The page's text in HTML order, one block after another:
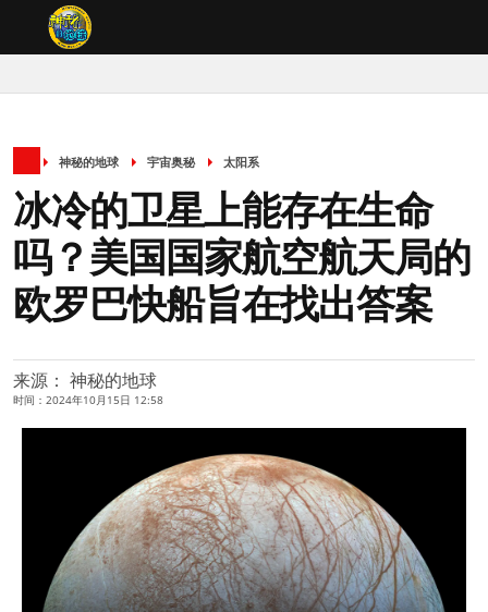
神秘的地球 宇宙奥秘 太阳系
冰冷的卫星上能存在生命
吗？美国国家航空航天局的
欧罗巴快船旨在找出答案
来源： 神秘的地球
时间：2024年10月15日 12:58